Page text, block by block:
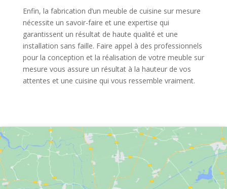
Enfin, la fabrication d’un meuble de cuisine sur mesure
nécessite un savoir-faire et une expertise qui
garantissent un résultat de haute qualité et une
installation sans faille. Faire appel à des professionnels
pour la conception et la réalisation de votre meuble sur
mesure vous assure un résultat à la hauteur de vos
attentes et une cuisine qui vous ressemble vraiment.